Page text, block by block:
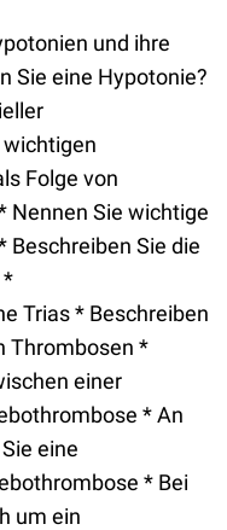
und ihre
Sie eine Hypotonie?
Folge von
Nennen Sie wichtige
Beschreiben Sie die
*
Trias * Beschreiben
Thrombosen *
einer
* An
eine
* Bei
um ein